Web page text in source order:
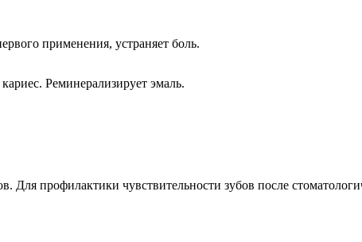
применения, устраняет боль.
Реминерализирует эмаль.
Для профилактики чувствительности зубов после